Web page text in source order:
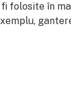
folosite în